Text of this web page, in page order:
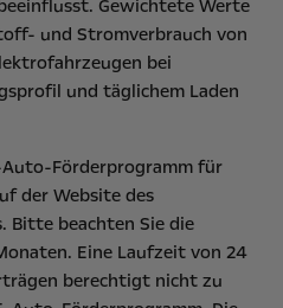
Gewichtete Werte
und Stromverbrauch von
bei
und täglichem Laden
Förderprogramm für
der Website des
. Bitte beachten Sie die
Eine Laufzeit von 24
berechtigt nicht zu